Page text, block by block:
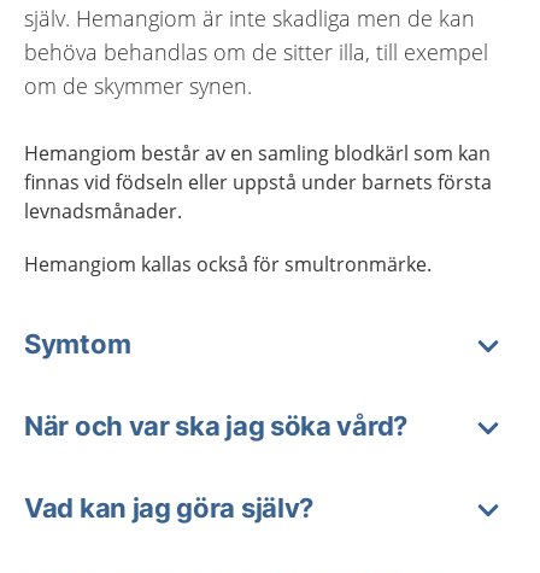
själv. Hemangiom är inte skadliga men de kan
behöva behandlas om de sitter illa, till exempel
om de skymmer synen.
Hemangiom består av en samling blodkärl som kan
finnas vid födseln eller uppstå under barnets första
levnadsmånader.
Hemangiom kallas också för smultronmärke.
Symtom
När och var ska jag söka vård?
Vad kan jag göra själv?